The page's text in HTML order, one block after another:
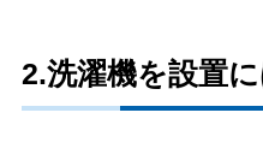
2.洗濯機を設置